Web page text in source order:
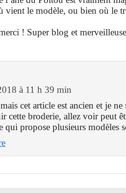
vient le modèle, ou bien où le
! Super blog et
à 11 h 39 min
cet article est ancien et je ne
cette broderie, allez voir peut
qui propose plusieurs modèles